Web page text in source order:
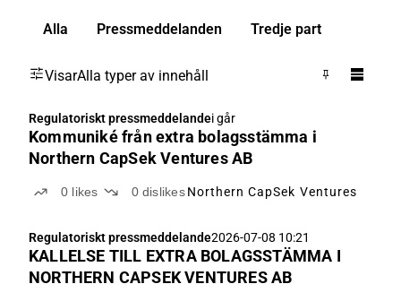
Alla Pressmeddelanden Tredje part
VisarAlla typer av innehåll
Regulatoriskt pressmeddelandei går
Kommuniké från extra bolagsstämma i
Northern CapSek Ventures AB
0 likes 0 dislikes Northern CapSek Ventures
Regulatoriskt pressmeddelande2026-07-08 10:21
KALLELSE TILL EXTRA BOLAGSSTÄMMA I
NORTHERN CAPSEK VENTURES AB